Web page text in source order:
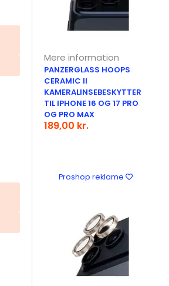
Mere information
PANZERGLASS HOOPS
CERAMIC II
KAMERALINSEBESKYTTER
TIL IPHONE 16 OG 17 PRO
OG PRO MAX
189,00 kr.
Proshop reklame